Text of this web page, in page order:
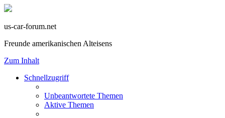
us-car-forum.net
Freunde amerikanischen Alteisens
Zum Inhalt
Schnellzugriff
Unbeantwortete Themen
Aktive Themen